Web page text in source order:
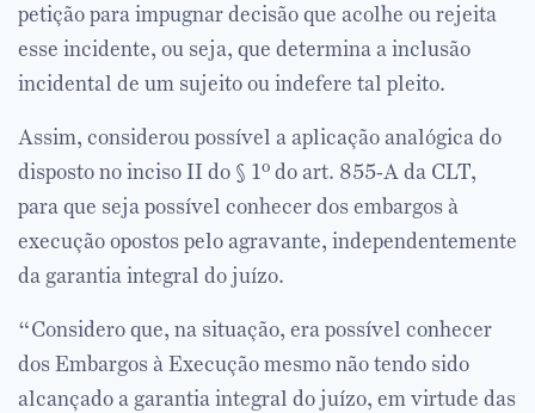
petição para impugnar decisão que acolhe ou rejeita
esse incidente, ou seja, que determina a inclusão
incidental de um sujeito ou indefere tal pleito.
Assim, considerou possível a aplicação analógica do
disposto no inciso II do § 1º do art. 855-A da CLT,
para que seja possível conhecer dos embargos à
execução opostos pelo agravante, independentemente
da garantia integral do juízo.
“Considero que, na situação, era possível conhecer
dos Embargos à Execução mesmo não tendo sido
alcançado a garantia integral do juízo, em virtude das